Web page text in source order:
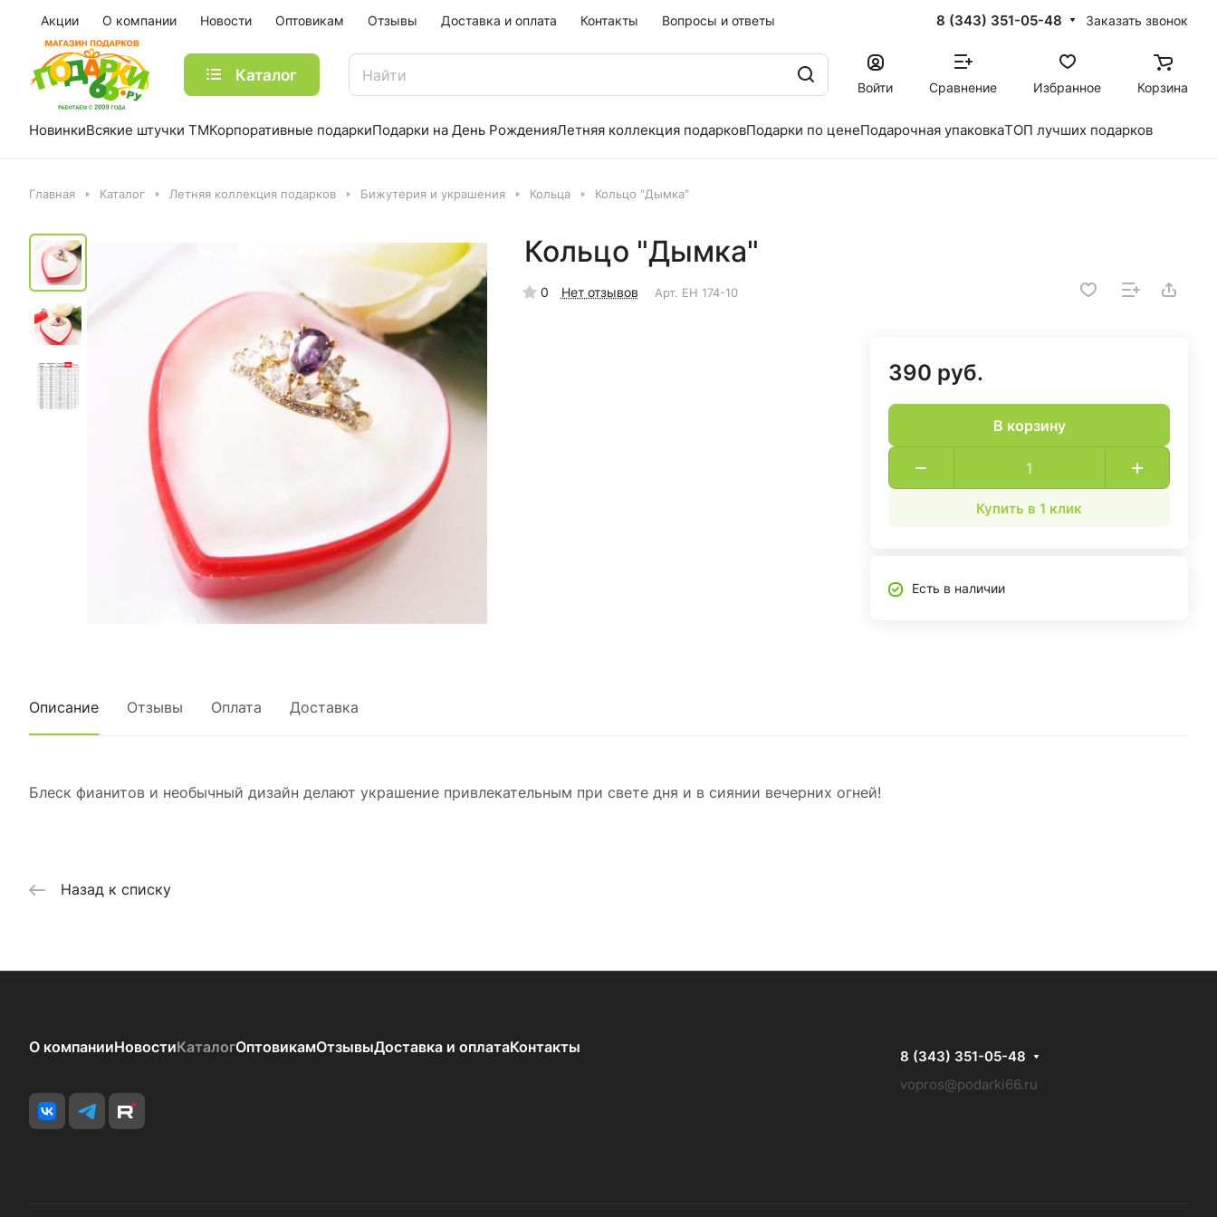
Акции О компании Новости Оптовикам Отзывы Доставка и оплата Контакты Вопросы и ответы 8 (343) 351-05-48 Заказать звонок
Каталог
Войти Сравнение Избранное Корзина
НовинкиВсякие штучки ТМКорпоративные подаркиПодарки на День РожденияЛетняя коллекция подарковПодарки по ценеПодарочная упаковкаТОП лучших подарков
Главная Каталог Летняя коллекция подарков Бижутерия и украшения Кольца Кольцо "Дымка"
Кольцо "Дымка"
0 Нет отзывов Арт. EH 174-10
390 руб.
В корзину
Купить в 1 клик
Есть в наличии
Описание Отзывы Оплата Доставка
Блеск фианитов и необычный дизайн делают украшение привлекательным при свете дня и в сиянии вечерних огней!
Назад к списку
О компанииНовостиКаталогОптовикамОтзывыДоставка и оплатаКонтакты
8 (343) 351-05-48
vopros@podarki66.ru